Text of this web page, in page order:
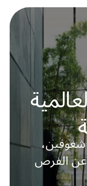
عن الفرص